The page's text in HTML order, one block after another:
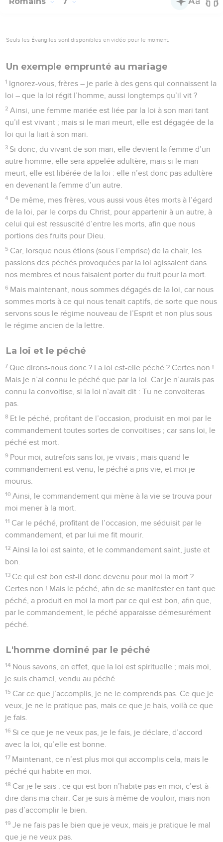
Seuls les Évangiles sont disponibles en vidéo pour le moment.
Un exemple emprunté au mariage
1 Ignorez-vous, frères – je parle à des gens qui connaissent la
loi – que la loi régit l’homme, aussi longtemps qu’il vit ?
2 Ainsi, une femme mariée est liée par la loi à son mari tant
qu’il est vivant ; mais si le mari meurt, elle est dégagée de la
loi qui la liait à son mari.
3 Si donc, du vivant de son mari, elle devient la femme d’un
autre homme, elle sera appelée adultère, mais si le mari
meurt, elle est libérée de la loi : elle n’est donc pas adultère
en devenant la femme d’un autre.
4 De même, mes frères, vous aussi vous êtes morts à l’égard
de la loi, par le corps du Christ, pour appartenir à un autre, à
celui qui est ressuscité d’entre les morts, afin que nous
portions des fruits pour Dieu.
5 Car, lorsque nous étions (sous l’emprise) de la chair, les
passions des péchés provoquées par la loi agissaient dans
nos membres et nous faisaient porter du fruit pour la mort.
6 Mais maintenant, nous sommes dégagés de la loi, car nous
sommes morts à ce qui nous tenait captifs, de sorte que nous
servons sous le régime nouveau de l’Esprit et non plus sous
le régime ancien de la lettre.
La loi et le péché
7 Que dirons-nous donc ? La loi est-elle péché ? Certes non !
Mais je n’ai connu le péché que par la loi. Car je n’aurais pas
connu la convoitise, si la loi n’avait dit : Tu ne convoiteras
pas.
8 Et le péché, profitant de l’occasion, produisit en moi par le
commandement toutes sortes de convoitises ; car sans loi, le
péché est mort.
9 Pour moi, autrefois sans loi, je vivais ; mais quand le
commandement est venu, le péché a pris vie, et moi je
mourus.
10 Ainsi, le commandement qui mène à la vie se trouva pour
moi mener à la mort.
11 Car le péché, profitant de l’occasion, me séduisit par le
commandement, et par lui me fit mourir.
12 Ainsi la loi est sainte, et le commandement saint, juste et
bon.
13 Ce qui est bon est-il donc devenu pour moi la mort ?
Certes non ! Mais le péché, afin de se manifester en tant que
péché, a produit en moi la mort par ce qui est bon, afin que,
par le commandement, le péché apparaisse démesurément
péché.
L'homme dominé par le péché
14 Nous savons, en effet, que la loi est spirituelle ; mais moi,
je suis charnel, vendu au péché.
15 Car ce que j’accomplis, je ne le comprends pas. Ce que je
veux, je ne le pratique pas, mais ce que je hais, voilà ce que
je fais.
16 Si ce que je ne veux pas, je le fais, je déclare, d’accord
avec la loi, qu’elle est bonne.
17 Maintenant, ce n’est plus moi qui accomplis cela, mais le
péché qui habite en moi.
18 Car je le sais : ce qui est bon n’habite pas en moi, c’est-à-
dire dans ma chair. Car je suis à même de vouloir, mais non
pas d’accomplir le bien.
19 Je ne fais pas le bien que je veux, mais je pratique le mal
que je ne veux pas.